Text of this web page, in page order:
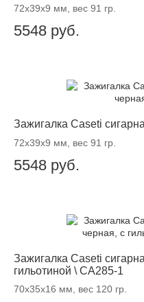
72x39x9 мм, вес 91 гр.
5548 руб.
Зажигалка Caseti
72x39x9 мм, вес 91 гр.
5548 руб.
Зажигалка Caseti
гильотиной \ CA285-1
70x35x16 мм, вес 120 гр.